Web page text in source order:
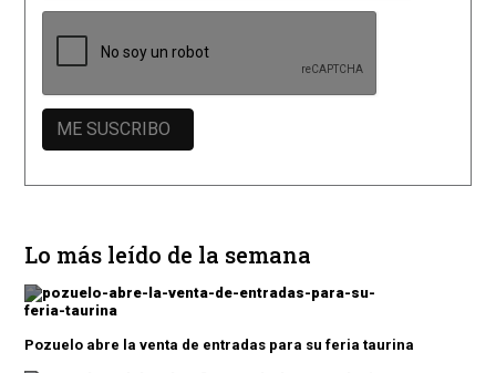
Lo más leído de la semana
Pozuelo abre la venta de entradas para su feria taurina